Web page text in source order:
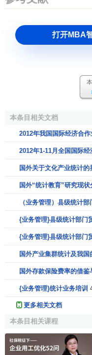
↑
崔述强主
社,2004年10月第
打开MBA
本条目相关文档
2012年我国国际经济合
2012年1-11月全国国际
国外关于文化产业统计的
国外“统计教育”研究现状
（业务管理）县级统计
{业务管理}县级统计部门
{业务管理}县级统计部门
国外产业集群统计及我国
国外存款保险费率的借鉴
{业务管理}统计业务培训
更多相关文档
本条目相关课程